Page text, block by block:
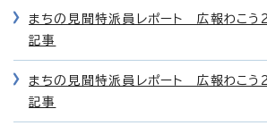
まちの見聞特派員レポート 広報わこ
記事
まちの見聞特派員レポート 広報わこ
記事